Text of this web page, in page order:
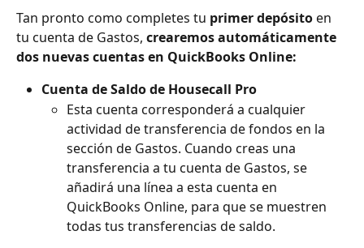
Tan pronto como completes tu primer depósito en
tu cuenta de Gastos, crearemos automáticamente
dos nuevas cuentas en QuickBooks Online:
Cuenta de Saldo de Housecall Pro
Esta cuenta corresponderá a cualquier
actividad de transferencia de fondos en la
sección de Gastos. Cuando creas una
transferencia a tu cuenta de Gastos, se
añadirá una línea a esta cuenta en
QuickBooks Online, para que se muestren
todas tus transferencias de saldo.